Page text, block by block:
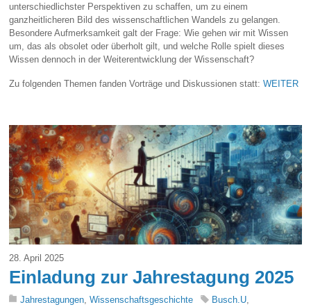
unterschiedlichster Perspektiven zu schaffen, um zu einem
ganzheitlicheren Bild des wissenschaftlichen Wandels zu gelangen.
Besondere Aufmerksamkeit galt der Frage: Wie gehen wir mit Wissen
um, das als obsolet oder überholt gilt, und welche Rolle spielt dieses
Wissen dennoch in der Weiterentwicklung der Wissenschaft?
Zu folgenden Themen fanden Vorträge und Diskussionen statt:WEITER
28. April 2025
Einladung zur Jahrestagung 2025
Jahrestagungen,Wissenschaftsgeschichte Busch.U,